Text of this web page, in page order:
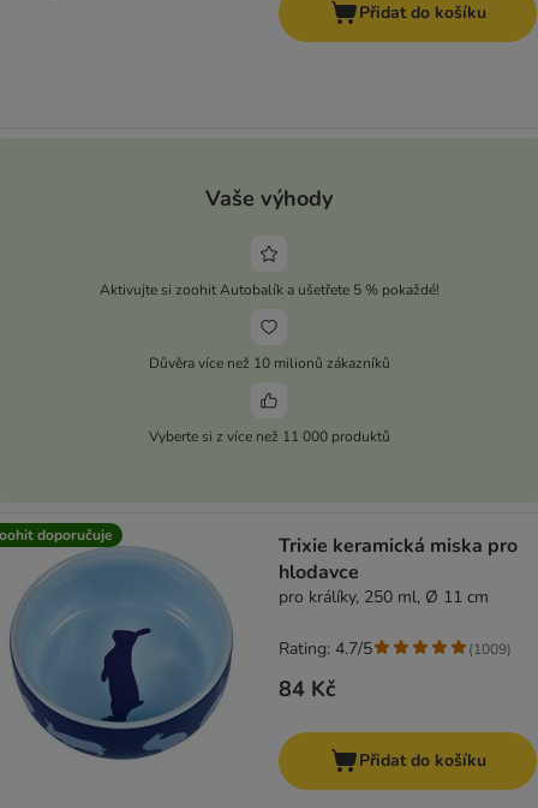
Přidat do košíku
Vaše výhody
Aktivujte si zoohit Autobalík a ušetřete 5 % pokaždé!
Důvěra více než 10 milionů zákazníků
Vyberte si z více než 11 000 produktů
doporučuje
Trixie keramická miska pro
hlodavce
pro králíky, 250 ml, Ø 11 cm
84 Kč
Rating: 4.7/5 (1009)
Přidat do košíku